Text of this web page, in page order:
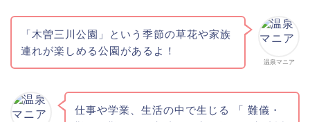
温泉マニア
「木曽三川公園」という季節の草花や家族
連れが楽しめる公園があるよ！
仕事や学業、生活の中で生じる 「 難儀・